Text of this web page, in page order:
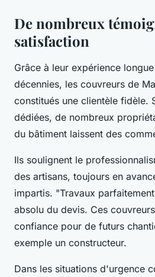
De nombreux
satisfaction
Grâce à leur expérience
décennies, les couvreurs de
constitués une clientèle fidèle.
dédiées, de nombreux
du bâtiment laissent des
Ils soulignent le
des artisans, toujours en
impartis. "Travaux
absolu du devis. Ces
confiance pour de futurs
exemple un constructeur.
Dans les situations d'urgence